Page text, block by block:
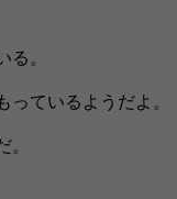
。
ているようだよ。